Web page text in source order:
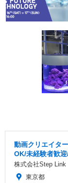
動画クリエイタ
OK/未経験者歓
株式会社Step Link
東京都